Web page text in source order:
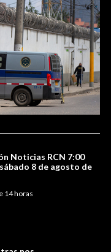
Noticias RCN 7:00
8 de agosto de
14 horas